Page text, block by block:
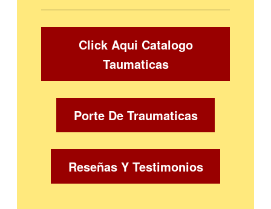
Click Aqui Catalogo
Taumaticas
Porte De Traumaticas
Reseñas Y Testimonios